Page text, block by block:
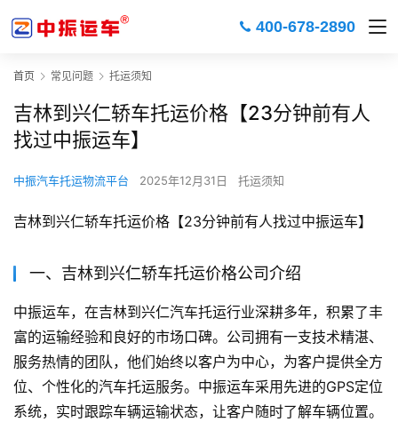
400-678-2890
首页 常见问题 托运须知
吉林到兴仁轿车托运价格【23分钟前有人
找过中振运车】
中振汽车托运物流平台 2025年12月31日 托运须知
吉林到兴仁轿车托运价格【23分钟前有人找过中振运车】
一、吉林到兴仁轿车托运价格公司介绍
中振运车，在吉林到兴仁汽车托运行业深耕多年，积累了丰
富的运输经验和良好的市场口碑。公司拥有一支技术精湛、
服务热情的团队，他们始终以客户为中心，为客户提供全方
位、个性化的汽车托运服务。中振运车采用先进的GPS定位
系统，实时跟踪车辆运输状态，让客户随时了解车辆位置。